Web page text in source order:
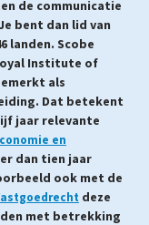
de communicatie
bent dan lid van
landen. Scobe
Institute of
als
Dat betekent
jaar relevante
en
dan tien jaar
ook met de
deze
met betrekking